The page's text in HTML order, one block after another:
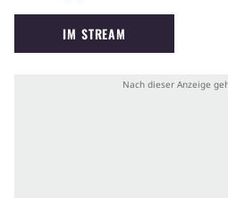
interessieren. Auf
Bienlein entführt,
Labor geplündert
setzen, ihren
IM STREAM